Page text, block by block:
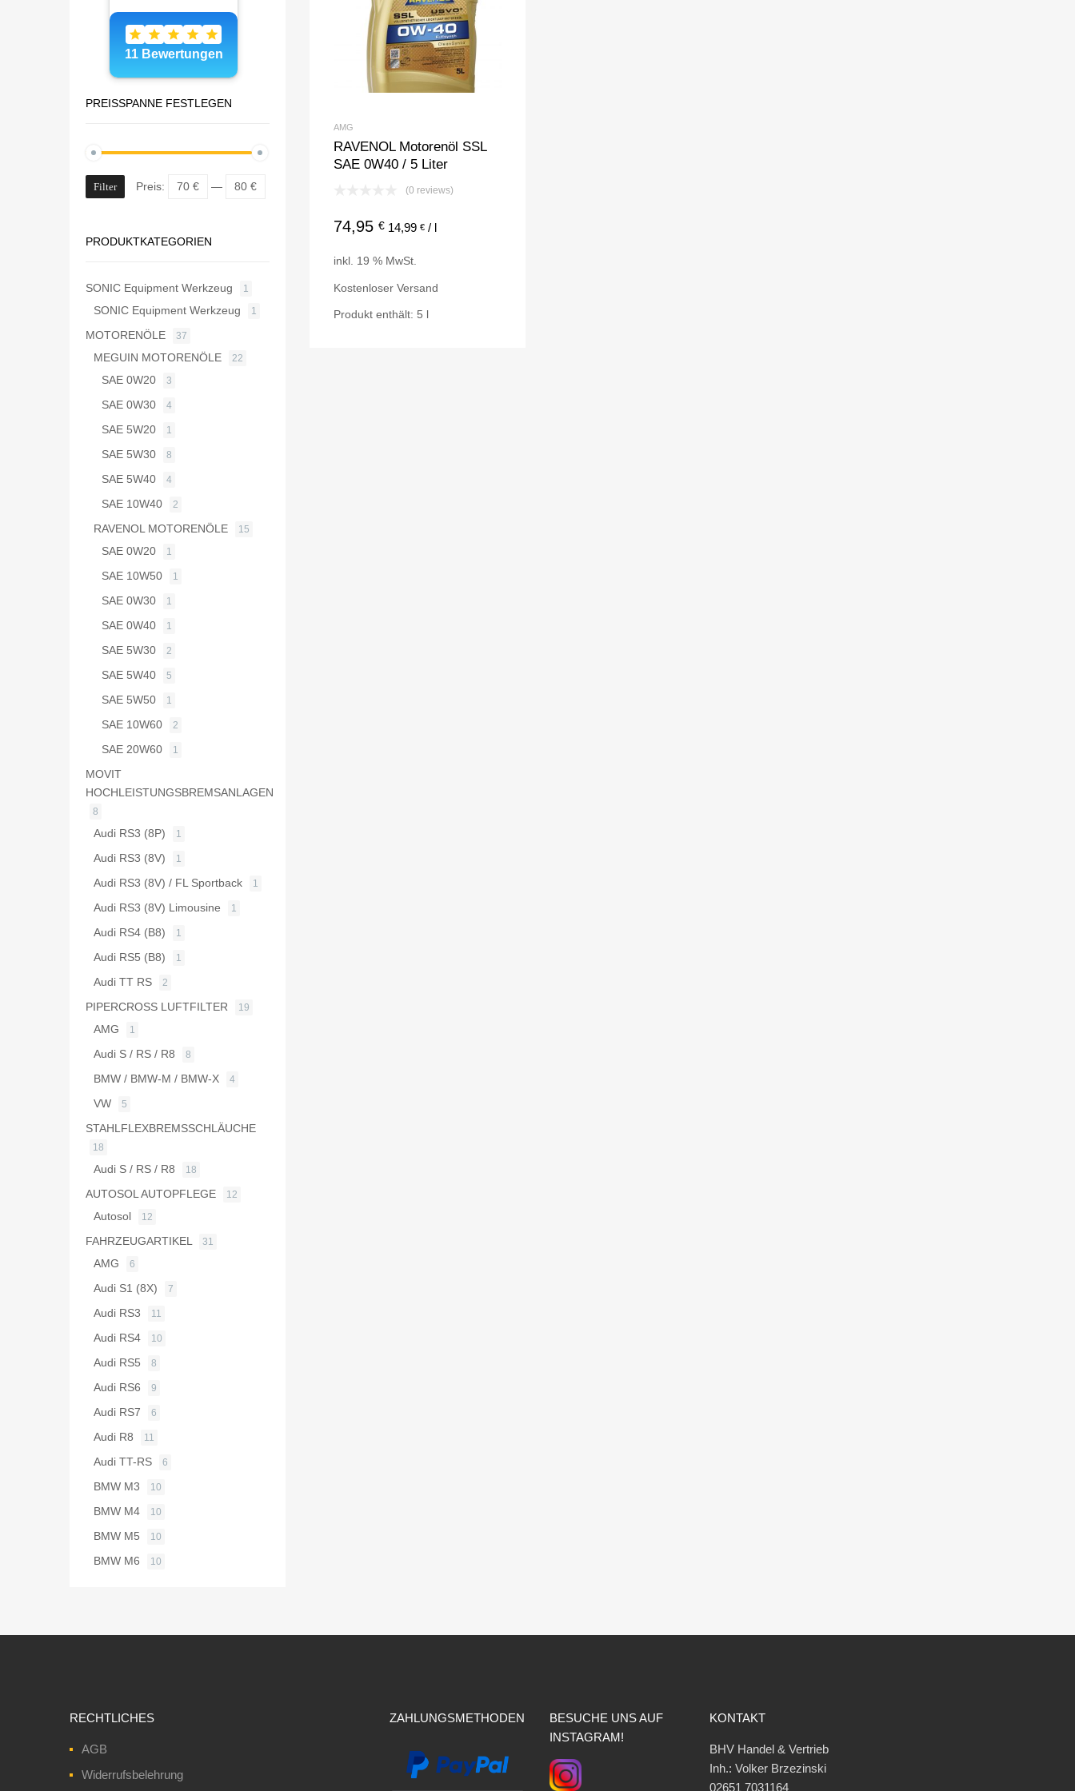
AMG
RAVENOL Motorenöl SSL
SAE 0W40 / 5 Liter
(0 reviews)
74,95 € 14,99 € / l
inkl. 19 % MwSt.
Kostenloser Versand
Produkt enthält: 5 l
PREISSPANNE FESTLEGEN
Filter Preis: 70 € — 80 €
PRODUKTKATEGORIEN
SONIC Equipment Werkzeug 1
SONIC Equipment Werkzeug 1
MOTORENÖLE 37
MEGUIN MOTORENÖLE 22
SAE 0W20 3
SAE 0W30 4
SAE 5W20 1
SAE 5W30 8
SAE 5W40 4
SAE 10W40 2
RAVENOL MOTORENÖLE 15
SAE 0W20 1
SAE 10W50 1
SAE 0W30 1
SAE 0W40 1
SAE 5W30 2
SAE 5W40 5
SAE 5W50 1
SAE 10W60 2
SAE 20W60 1
MOVIT
HOCHLEISTUNGSBREMSANLAGEN
8
Audi RS3 (8P) 1
Audi RS3 (8V) 1
Audi RS3 (8V) / FL Sportback 1
Audi RS3 (8V) Limousine 1
Audi RS4 (B8) 1
Audi RS5 (B8) 1
Audi TT RS 2
PIPERCROSS LUFTFILTER 19
AMG 1
Audi S / RS / R8 8
BMW / BMW-M / BMW-X 4
VW 5
STAHLFLEXBREMSSCHLÄUCHE
18
Audi S / RS / R8 18
AUTOSOL AUTOPFLEGE 12
Autosol 12
FAHRZEUGARTIKEL 31
AMG 6
Audi S1 (8X) 7
Audi RS3 11
Audi RS4 10
Audi RS5 8
Audi RS6 9
Audi RS7 6
Audi R8 11
Audi TT-RS 6
BMW M3 10
BMW M4 10
BMW M5 10
BMW M6 10
RECHTLICHES
AGB
Widerrufsbelehrung
ZAHLUNGSMETHODEN
BESUCHE UNS AUF
INSTAGRAM!
KONTAKT
BHV Handel & Vertrieb
Inh.: Volker Brzezinski
02651 7031164